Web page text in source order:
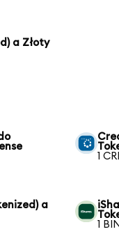
a Złoty
1
a
1